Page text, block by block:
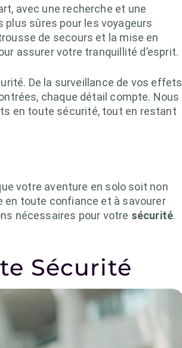
avec une recherche et une
sûres pour les voyageurs
de secours et la mise en
assurer votre tranquillité d’esprit.
De la surveillance de vos effets
chaque détail compte. Nous
en toute sécurité, tout en restant
votre aventure en solo soit non
en toute confiance et à savourer
nécessaires pour votre sécurité.
Sécurité